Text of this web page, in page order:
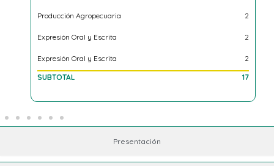
Presentación
Producción Agropecuaria 2
Expresión Oral y Escrita 2
Expresión Oral y Escrita 2
SUBTOTAL 17